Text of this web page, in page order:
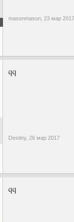
masonmason, 23 мар 2017
qq
Destiny, 26 мар 2017
qq